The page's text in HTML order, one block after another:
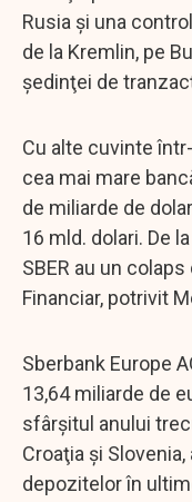
Rusia şi una
de la Kremlin, pe
şedinţei de
Cu alte cuvinte
cea mai mare
de miliarde de
16 mld. dolari. De
SBER au un
Financiar, potrivit
Sberbank Europe
13,64 miliarde de
sfârşitul anului
Croaţia şi
depozitelor în